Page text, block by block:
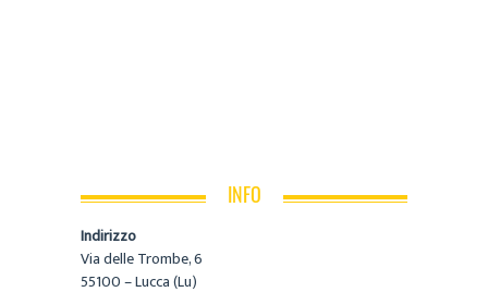
INFO
Indirizzo
Via delle Trombe, 6
55100 – Lucca (Lu)